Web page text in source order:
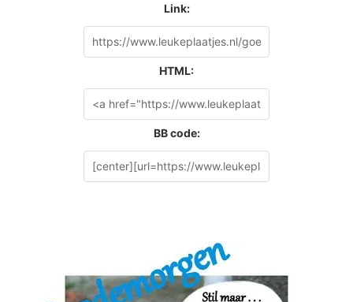
Link:
HTML:
BB code: